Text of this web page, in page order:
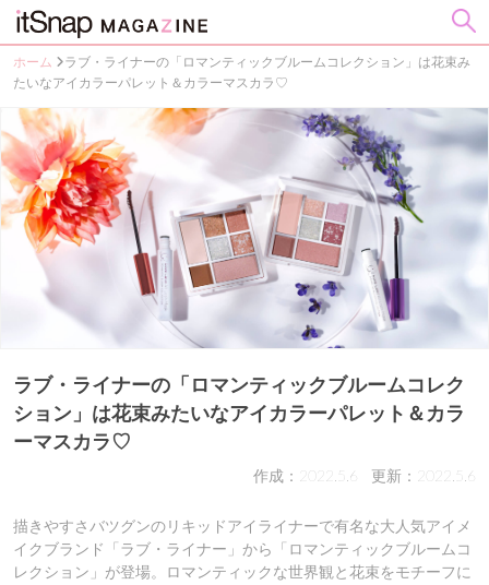
ホーム
ラブ・ライナーの「ロマンティックブルームコレクション」は花束み
たいなアイカラーパレット＆カラーマスカラ♡
ラブ・ライナーの「ロマンティックブルームコレク
ション」は花束みたいなアイカラーパレット＆カラ
ーマスカラ♡
作成：2022.5.6 更新：2022.5.6
描きやすさバツグンのリキッドアイライナーで有名な大人気アイメ
イクブランド「ラブ・ライナー」から「ロマンティックブルームコ
レクション」が登場。ロマンティックな世界観と花束をモチーフに